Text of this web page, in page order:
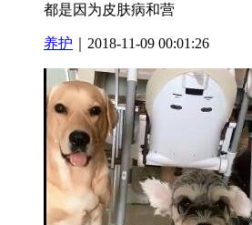
都是因为皮肤病和营
养护 ｜2018-11-09 00:01:26